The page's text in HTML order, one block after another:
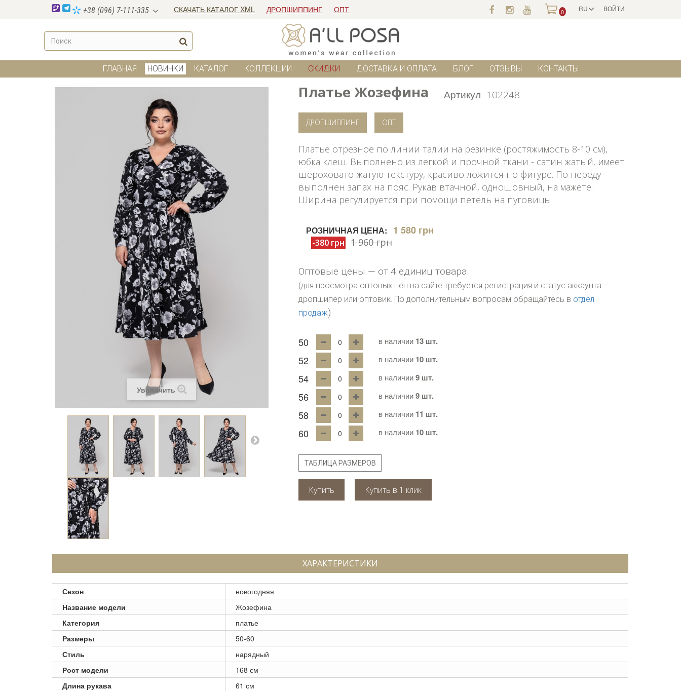
ВОЙТИ
RU
+38 (096) 7-111-335 СКАЧАТЬ КАТАЛОГ XML ДРОПШИППИНГ ОПТ 0
ГЛАВНАЯ НОВИНКИ КАТАЛОГ КОЛЛЕКЦИИ СКИДКИ ДОСТАВКА И ОПЛАТА БЛОГ ОТЗЫВЫ КОНТАКТЫ
Увеличить
Платье Жозефина Артикул 102248
ДРОПШИППИНГ ОПТ
Платье отрезное по линии талии на резинке (ростяжимость 8-10 см),
юбка клеш. Выполнено из легкой и прочной ткани - сатин жатый, имеет
шероховато-жатую текстуру, красиво ложится по фигуре. По переду
выполнен запах на пояс. Рукав втачной, одношовный, на мажете.
Ширина регулируется при помощи петель на пуговицы.
РОЗНИЧНАЯ ЦЕНА: 1 580 грн
-380 грн 1 960 грн
Оптовые цены — от 4 единиц товара
(для просмотра оптовых цен на сайте требуется регистрация и статус аккаунта —
дропшипер или оптовик. По дополнительным вопросам обращайтесь в отдел
продаж)
50 в наличии 13 шт.
52 в наличии 10 шт.
54 в наличии 9 шт.
56 в наличии 9 шт.
58 в наличии 11 шт.
60 в наличии 10 шт.
ТАБЛИЦА РАЗМЕРОВ
Купить
ХАРАКТЕРИСТИКИ
Сезон
новогодняя
Название модели
Жозефина
Категория
платье
Размеры
50-60
Стиль
нарядный
Рост модели
168 см
Длина рукава
61 см